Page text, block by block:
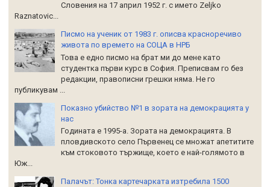
Словения на 17 април 1952 г. с името Zeljko
Raznatoviс...
Писмо на ученик от 1983 г. описва красноречиво
живота по времето на СОЦА в НРБ
Това е едно писмо на брат ми до мене като
студентка първи курс в София. Преписвам го без
редакции, правописни грешки няма. Не го
публикувам ...
Показно убийство №1 в зората на демокрацията у
нас
Годината е 1995-а. Зората на демокрацията. В
пловдивското село Първенец се множат апетитите
към стоковото тържище, което е най-голямото в
Юж...
Палачът: Тонка картечарката изтребила 1500